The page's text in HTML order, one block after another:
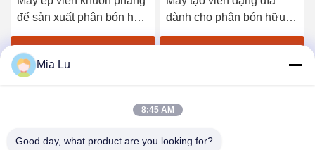
để sản xuất phân bón hữu
cơ với công suất 1-4 tấn
mỗi giờ và tỷ lệ tạo hạt
≥95%
dành cho phân bón hữu
cơ có công suất 1-20 tấn
Mia Lu
8:45 AM
Good day, what product are you looking for?